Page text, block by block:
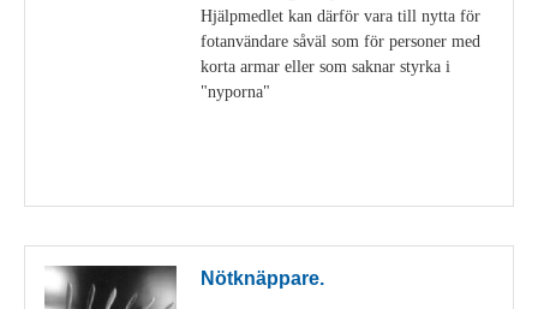
Hjälpmedlet kan därför vara till nytta för
fotanvändare såväl som för personer med
korta armar eller som saknar styrka i
"nyporna"
Nötknäppare.